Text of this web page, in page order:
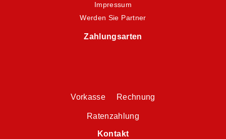
Impressum
Werden Sie Partner
Zahlungsarten
Vorkasse Rechnung
Ratenzahlung
Kontakt